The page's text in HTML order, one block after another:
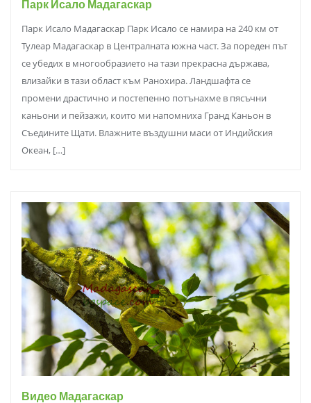
Парк Исало Мадагаскар
Парк Исало Мадагаскар Парк Исало се намира на 240 км от
Тулеар Мадагаскар в Централната южна част. За пореден път
се убедих в многообразието на тази прекрасна държава,
влизайки в тази област към Ранохира. Ландшафта се
промени драстично и постепенно потънахме в пясъчни
каньони и пейзажи, които ми напомниха Гранд Каньон в
Съедините Щати. Влажните въздушни маси от Индийския
Океан, […]
Видео Мадагаскар